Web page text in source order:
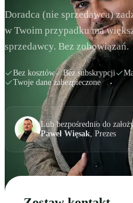
Doradca (nie sprzedawca)
w Twoim przypadku ma
sprzedawcy. Bez zobowiązań.
Bez kosztów Bez subskrypcji
Twoje dane zabezpieczone
Lub bezpośrednio do
Paweł Więsak, Prezes